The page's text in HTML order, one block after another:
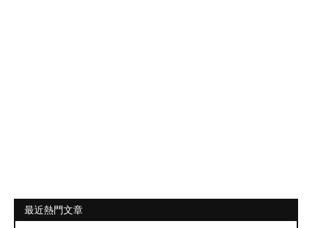
最近熱門文章